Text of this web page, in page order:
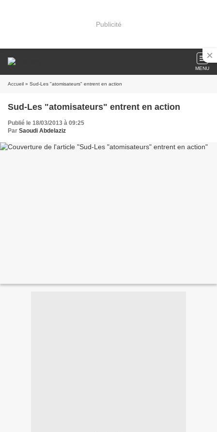
Publicité
MENU
Accueil » Sud-Les "atomisateurs" entrent en action
Sud-Les "atomisateurs" entrent en action
Publié le 18/03/2013 à 09:25
Par Saoudi Abdelaziz